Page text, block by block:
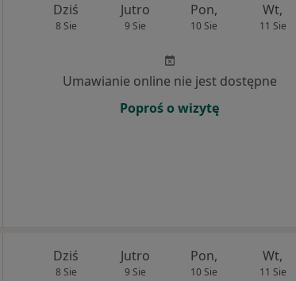
Dziś
8 Sie
Jutro
9 Sie
Pon,
10 Sie
Wt,
11 Sie
Umawianie online nie jest dostępne
Poproś o wizytę
Dziś
8 Sie
Jutro
9 Sie
Pon,
10 Sie
Wt,
11 Sie